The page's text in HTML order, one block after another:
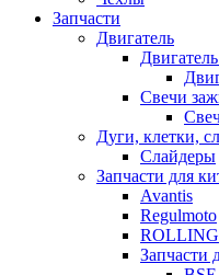
Запчасти
Двигатель
Свечи
Дуги, клетки,
Слайдеры
Запчасти для
Avantis
Regulmoto
ROLLING
Запчасти